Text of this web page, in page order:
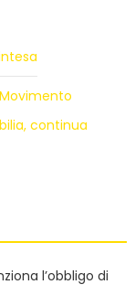
continua
l’obbligo di